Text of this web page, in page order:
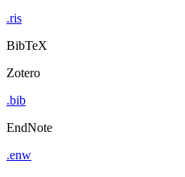
.ris
BibTeX
Zotero
.bib
EndNote
.enw